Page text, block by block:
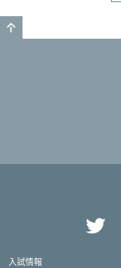
入試情報